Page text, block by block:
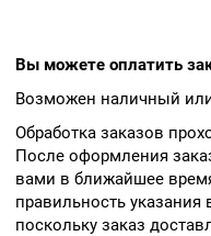
Вы можете оплатить
Возможен наличный
Обработка заказов
После оформления
вами в ближайшее
правильность
поскольку заказ